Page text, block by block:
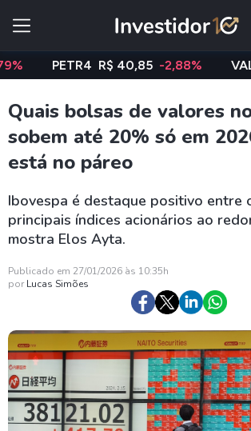
PETR4 R$ 40,85 -2,88% VALE3
Quais bolsas de valores
sobem até 20% só em
está no páreo
Ibovespa é destaque positivo entre
principais índices acionários ao
mostra Elos Ayta.
Publicado em 27/01/2026 às 10:35h
por Lucas Simões